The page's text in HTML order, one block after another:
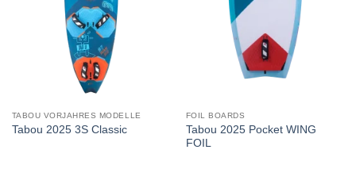
TABOU VORJAHRES MODELLE
Tabou 2025 3S Classic
FOIL BOARDS
Tabou 2025 Pocket WING
FOIL